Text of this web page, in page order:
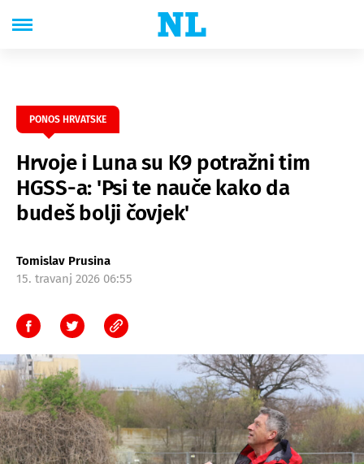
PONOS HRVATSKE
Hrvoje i Luna su K9 potražni tim
HGSS-a: 'Psi te nauče kako da
budeš bolji čovjek'
Tomislav Prusina
15. travanj 2026 06:55